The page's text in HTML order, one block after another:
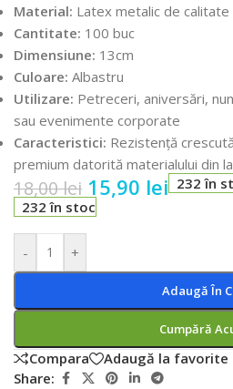
Material: Latex metalic de
Cantitate: 100 buc
Dimensiune: 13cm
Culoare: Albastru
Utilizare: Petreceri, aniversări,
sau evenimente corporate
Caracteristici: Rezistență
premium datorită materialului din
18,00lei 15,90 lei 232 în
232 în stoc
- +
Adaugă În
Cumpără
Compara
Adaugă la favorite
Share: